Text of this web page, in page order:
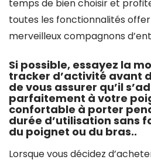
temps de bien choisir et
toutes les fonctionnalités
merveilleux compagnons
Si possible, essayez la
tracker d’activité avant
de vous assurer qu’il
parfaitement à votre
confortable à porter
durée d’utilisation sans
du poignet ou du bras..
Lorsque vous décidez